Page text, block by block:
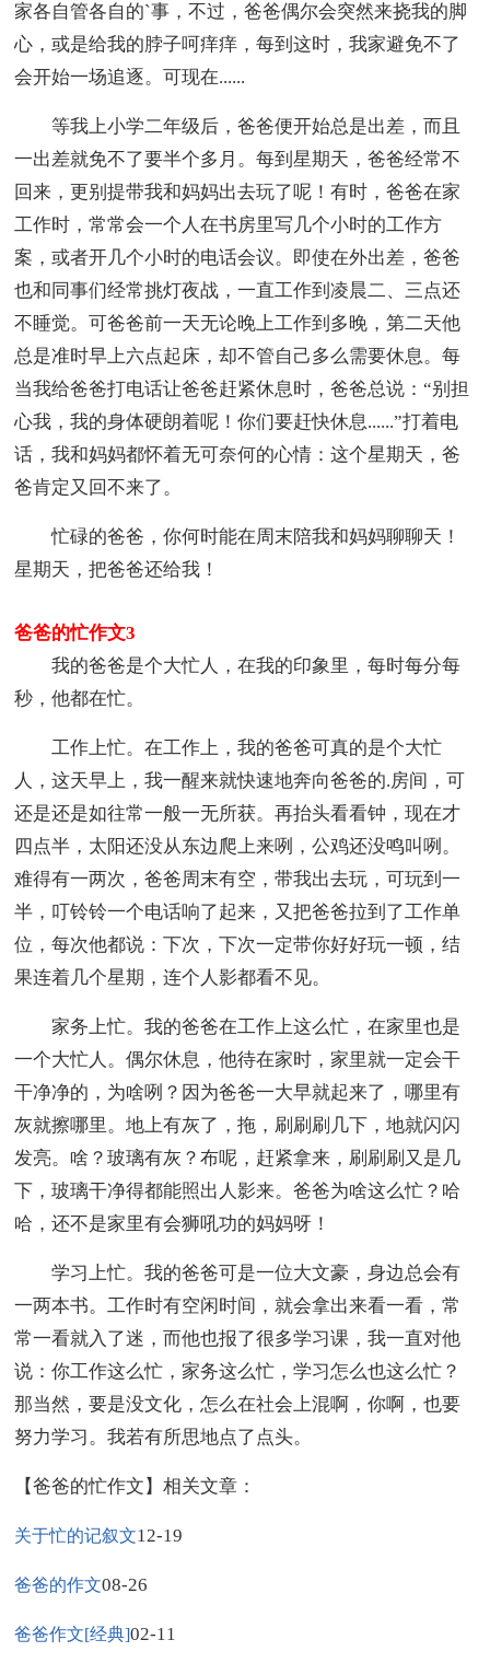
家各自管各自的`事，不过，爸爸偶尔会突然来挠我的脚
心，或是给我的脖子呵痒痒，每到这时，我家避免不了
会开始一场追逐。可现在......
等我上小学二年级后，爸爸便开始总是出差，而且
一出差就免不了要半个多月。每到星期天，爸爸经常不
回来，更别提带我和妈妈出去玩了呢！有时，爸爸在家
工作时，常常会一个人在书房里写几个小时的工作方
案，或者开几个小时的电话会议。即使在外出差，爸爸
也和同事们经常挑灯夜战，一直工作到凌晨二、三点还
不睡觉。可爸爸前一天无论晚上工作到多晚，第二天他
总是准时早上六点起床，却不管自己多么需要休息。每
当我给爸爸打电话让爸爸赶紧休息时，爸爸总说：“别担
心我，我的身体硬朗着呢！你们要赶快休息......”打着电
话，我和妈妈都怀着无可奈何的心情：这个星期天，爸
爸肯定又回不来了。
忙碌的爸爸，你何时能在周末陪我和妈妈聊聊天！
星期天，把爸爸还给我！
爸爸的忙作文3
我的爸爸是个大忙人，在我的印象里，每时每分每
秒，他都在忙。
工作上忙。在工作上，我的爸爸可真的是个大忙
人，这天早上，我一醒来就快速地奔向爸爸的.房间，可
还是还是如往常一般一无所获。再抬头看看钟，现在才
四点半，太阳还没从东边爬上来咧，公鸡还没鸣叫咧。
难得有一两次，爸爸周末有空，带我出去玩，可玩到一
半，叮铃铃一个电话响了起来，又把爸爸拉到了工作单
位，每次他都说：下次，下次一定带你好好玩一顿，结
果连着几个星期，连个人影都看不见。
家务上忙。我的爸爸在工作上这么忙，在家里也是
一个大忙人。偶尔休息，他待在家时，家里就一定会干
干净净的，为啥咧？因为爸爸一大早就起来了，哪里有
灰就擦哪里。地上有灰了，拖，刷刷刷几下，地就闪闪
发亮。啥？玻璃有灰？布呢，赶紧拿来，刷刷刷又是几
下，玻璃干净得都能照出人影来。爸爸为啥这么忙？哈
哈，还不是家里有会狮吼功的妈妈呀！
学习上忙。我的爸爸可是一位大文豪，身边总会有
一两本书。工作时有空闲时间，就会拿出来看一看，常
常一看就入了迷，而他也报了很多学习课，我一直对他
说：你工作这么忙，家务这么忙，学习怎么也这么忙？
那当然，要是没文化，怎么在社会上混啊，你啊，也要
努力学习。我若有所思地点了点头。
【爸爸的忙作文】相关文章：
关于忙的记叙文12-19
爸爸的作文08-26
爸爸作文[经典]02-11